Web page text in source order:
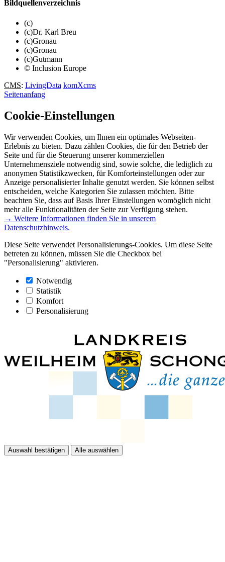
Bildquellenverzeichnis
(c)
(c)Dr. Karl Breu
(c)Gronau
(c)Gronau
(c)Gutmann
© Inclusion Europe
CMS: LivingData komXcms
Seitenanfang
Cookie-Einstellungen
Wir verwenden Cookies, um Ihnen ein optimales Webseiten-
Erlebnis zu bieten. Dazu zählen Cookies, die für den Betrieb der
Seite und für die Steuerung unserer kommerziellen
Unternehmensziele notwendig sind, sowie solche, die lediglich zu
anonymen Statistikzwecken, für Komforteinstellungen oder zur
Anzeige personalisierter Inhalte genutzt werden. Sie können selbst
entscheiden, welche Kategorien Sie zulassen möchten. Bitte
beachten Sie, dass auf Basis Ihrer Einstellungen womöglich nicht
mehr alle Funktionalitäten der Seite zur Verfügung stehen.
→ Weitere Informationen finden Sie in unserem
Datenschutzhinweis.
Diese Seite verwendet Personalisierungs-Cookies. Um diese Seite
betreten zu können, müssen Sie die Checkbox bei
"Personalisierung" aktivieren.
Notwendig
Statistik
Komfort
Personalisierung
Auswahl bestätigen Alle auswählen